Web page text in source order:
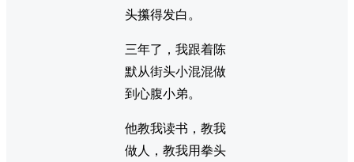
头攥得发白。
三年了，我跟着陈
默从街头小混混做
到心腹小弟。
他教我读书，教我
做人，教我用拳头